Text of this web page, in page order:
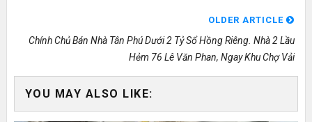
OLDER ARTICLE
Chính Chủ Bán Nhà Tân Phú Dưới 2 Tỷ Sổ Hồng Riêng. Nhà 2 Lầu
Hẻm 76 Lê Văn Phan, Ngay Khu Chợ Vải
YOU MAY ALSO LIKE: